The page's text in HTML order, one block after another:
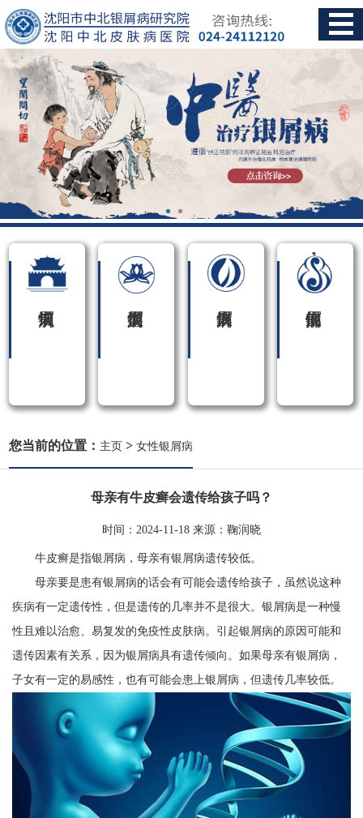
您当前的位置： 主页 >女性银屑病
母亲有牛皮癣会遗传给孩子吗？
时间： 2024-11-18 来源： 鞠润晓
牛皮癣是指银屑病，母亲有银屑病遗传较低。
母亲要是患有银屑病的话会有可能会遗传给孩子，虽然说这种
疾病有一定遗传性，但是遗传的几率并不是很大。银屑病是一种慢
性且难以治愈、易复发的免疫性皮肤病。引起银屑病的原因可能和
遗传因素有关系，因为银屑病具有遗传倾向。如果母亲有银屑病，
子女有一定的易感性，也有可能会患上银屑病，但遗传几率较低。